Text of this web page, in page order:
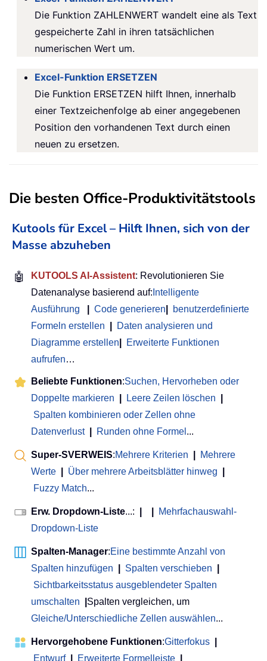
Die Funktion ZAHLENWERT wandelt eine als Text
gespeicherte Zahl in ihren tatsächlichen
numerischen Wert um.
Excel-Funktion ERSETZEN
Die Funktion ERSETZEN hilft Ihnen, innerhalb
einer Textzeichenfolge ab einer angegebenen
Position den vorhandenen Text durch einen
neuen zu ersetzen.
Die besten Office-Produktivitätstools
Kutools für Excel – Hilft Ihnen, sich von der
Masse abzuheben
🤖 KUTOOLS AI-Assistent: Revolutionieren Sie
Datenanalyse basierend auf: Intelligente
Ausführung
Code generieren
benutzerdefinierte
Formeln erstellen
Daten analysieren und
Diagramme erstellen
Erweiterte Funktionen
aufrufen…
Beliebte Funktionen:Suchen, Hervorheben oder
Doppelte markieren
Leere Zeilen löschen
Spalten kombinieren oder Zellen ohne
Datenverlust
Runden ohne Formel ...
Super-SVERWEIS:Mehrere Kriterien
Mehrere
Werte
Über mehrere Arbeitsblätter hinweg
Fuzzy Match...
Erw. Dropdown-Liste...:
Mehrfachauswahl-
Dropdown-Liste
Spalten-Manager:Eine bestimmte Anzahl von
Spalten hinzufügen
Spalten verschieben
Sichtbarkeitsstatus ausgeblendeter Spalten
umschalten
Spalten vergleichen, um
Gleiche/Unterschiedliche Zellen auswählen...
Hervorgehobene Funktionen:Gitterfokus
Entwurf
Erweiterte Formelleiste